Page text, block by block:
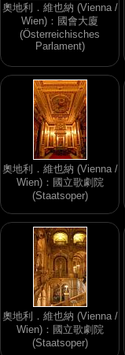
奧地利．維也納 (Vienna /
Wien)：國會大廈
(Österreichisches
Parlament)
奧地利．維也納 (Vienna /
Wien)：國立歌劇院
(Staatsoper)
奧地利．維也納 (Vienna /
Wien)：國立歌劇院
(Staatsoper)